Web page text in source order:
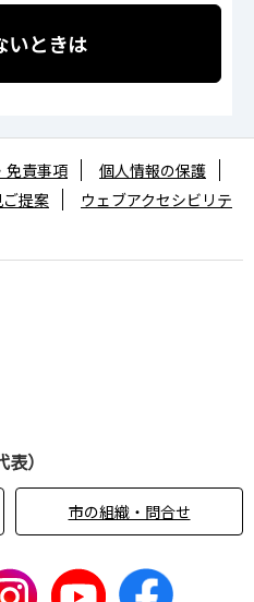
いときは
表）
市の組織・問合せ
免責事項
個人情報の保護
提案
ウェブアクセシビリテ